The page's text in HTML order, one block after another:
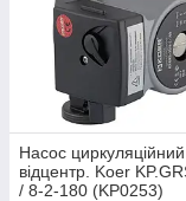
Насос циркуляційний
відцентр. Koer
/ 8-2-180 (KP0253)